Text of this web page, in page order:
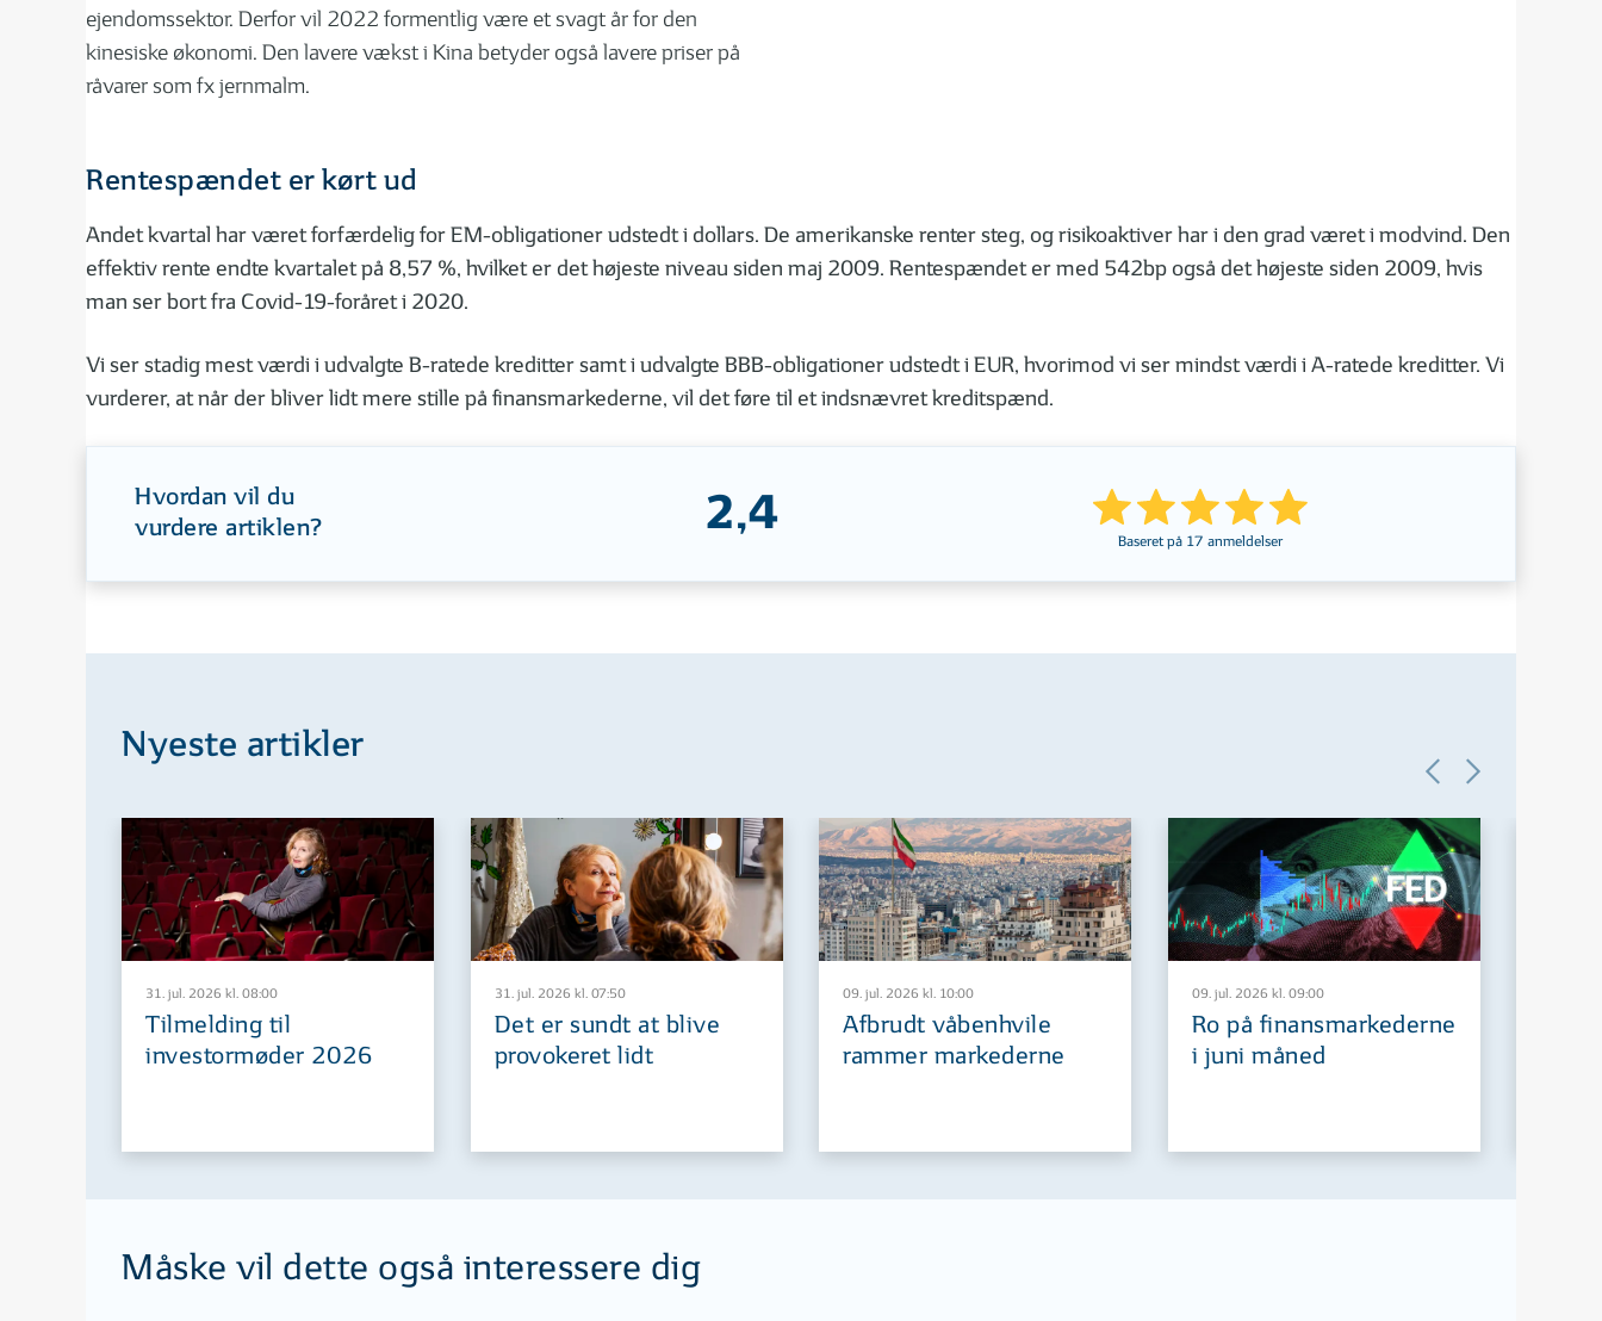
ejendomssektor. Derfor vil 2022 formentlig være et svagt år for den
kinesiske økonomi. Den lavere vækst i Kina betyder også lavere priser på
råvarer som fx jernmalm.
Rentespændet er kørt ud
Andet kvartal har været forfærdelig for EM-obligationer udstedt i dollars. De amerikanske renter steg, og risikoaktiver har i den grad været i modvind. Den
effektiv rente endte kvartalet på 8,57 %, hvilket er det højeste niveau siden maj 2009. Rentespændet er med 542bp også det højeste siden 2009, hvis
man ser bort fra Covid-19-foråret i 2020.
Vi ser stadig mest værdi i udvalgte B-ratede kreditter samt i udvalgte BBB-obligationer udstedt i EUR, hvorimod vi ser mindst værdi i A-ratede kreditter. Vi
vurderer, at når der bliver lidt mere stille på finansmarkederne, vil det føre til et indsnævret kreditspænd.
Hvordan vil du
vurdere artiklen?
2,4 Baseret på 17 anmeldelser
Nyeste artikler
31. jul. 2026 kl. 08:00
Tilmelding til
investormøder 2026
31. jul. 2026 kl. 07:50
Det er sundt at blive
provokeret lidt
09. jul. 2026 kl. 10:00
Afbrudt våbenhvile
rammer markederne
09. jul. 2026 kl. 09:00
Ro på finansmarkederne
i juni måned
Måske vil dette også interessere dig